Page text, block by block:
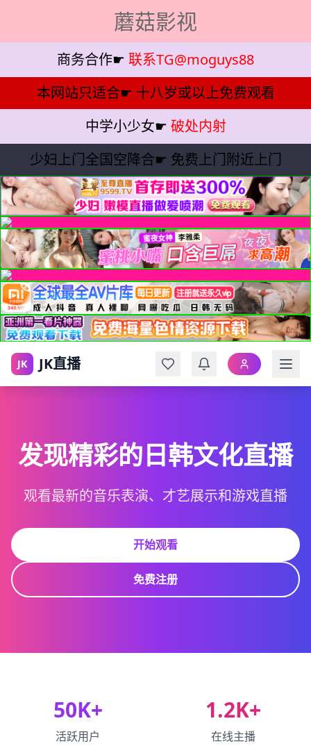
蘑菇影视
商务合作☛ 联系TG@moguys88
本网站只适合☛ 十八岁或以上免费观看
中学小少女☛ 破处内射
少妇上门全国空降合☛ 免费上门附近上门
JK JK直播
发现精彩的日韩文化直播
观看最新的音乐表演、才艺展示和游戏直播
开始观看
免费注册
50K+
活跃用户
1.2K+
在线主播